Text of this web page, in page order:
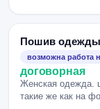
Пошив одежды
возможна работа
договорная
Женская одежда.
такие же как на